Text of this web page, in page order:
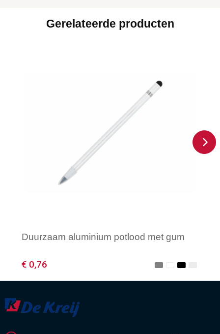
Gerelateerde producten
Duurzaam aluminium potlood met gum
€ 0,76
Minimale afname: 1